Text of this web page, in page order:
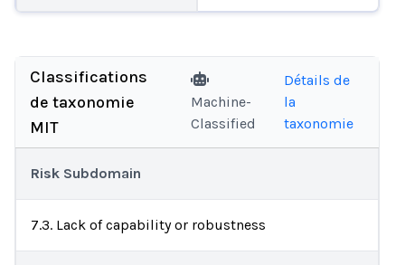
Classifications
de taxonomie
MIT
Machine-
Classified
Détails de
la
taxonomie
Risk Subdomain
7.3. Lack of capability or robustness